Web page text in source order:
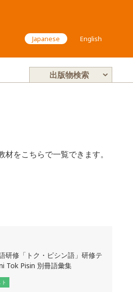
Japanese English
出版物検索
をこちらで一覧できます。
研修「トク・ピシン語」研修テ
Tok Pisin 別冊語彙集